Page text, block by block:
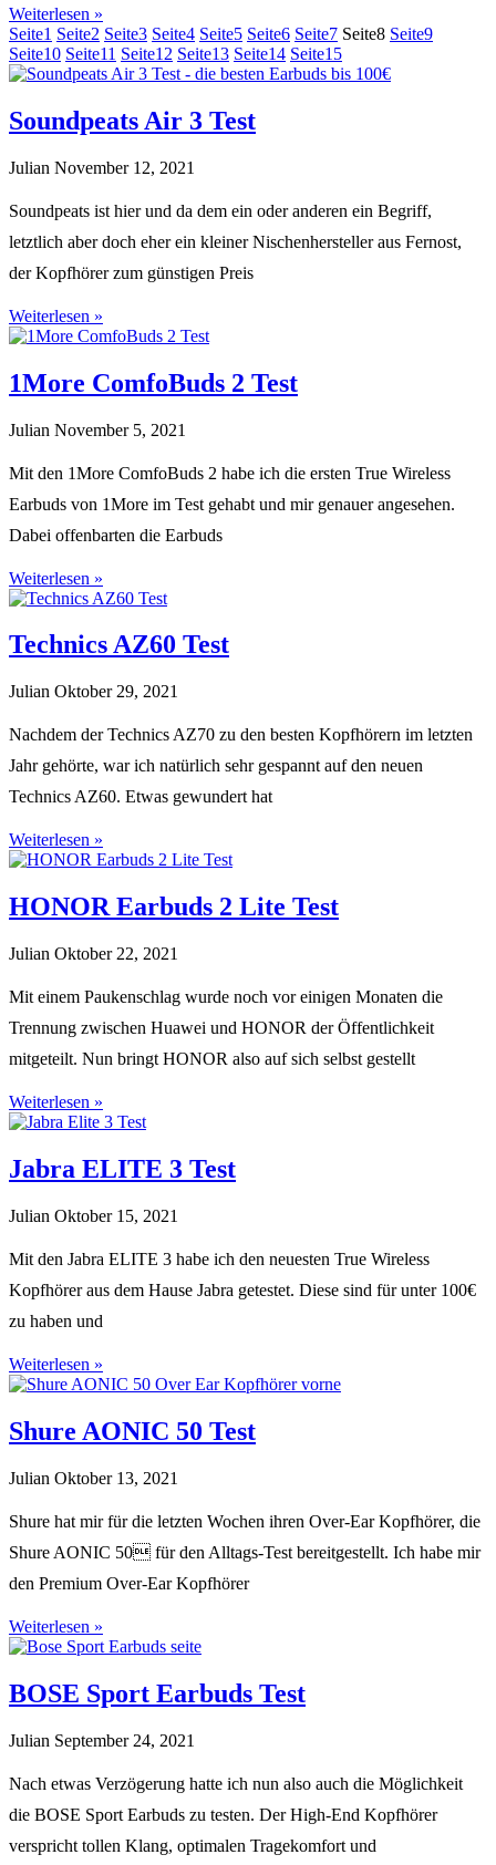
Weiterlesen »
Seite1 Seite2 Seite3 Seite4 Seite5 Seite6 Seite7 Seite8 Seite9
Seite10 Seite11 Seite12 Seite13 Seite14 Seite15
Soundpeats Air 3 Test
Julian November 12, 2021
Soundpeats ist hier und da dem ein oder anderen ein Begriff,
letztlich aber doch eher ein kleiner Nischenhersteller aus Fernost,
der Kopfhörer zum günstigen Preis
Weiterlesen »
1More ComfoBuds 2 Test
Julian November 5, 2021
Mit den 1More ComfoBuds 2 habe ich die ersten True Wireless
Earbuds von 1More im Test gehabt und mir genauer angesehen.
Dabei offenbarten die Earbuds
Weiterlesen »
Technics AZ60 Test
Julian Oktober 29, 2021
Nachdem der Technics AZ70 zu den besten Kopfhörern im letzten
Jahr gehörte, war ich natürlich sehr gespannt auf den neuen
Technics AZ60. Etwas gewundert hat
Weiterlesen »
HONOR Earbuds 2 Lite Test
Julian Oktober 22, 2021
Mit einem Paukenschlag wurde noch vor einigen Monaten die
Trennung zwischen Huawei und HONOR der Öffentlichkeit
mitgeteilt. Nun bringt HONOR also auf sich selbst gestellt
Weiterlesen »
Jabra ELITE 3 Test
Julian Oktober 15, 2021
Mit den Jabra ELITE 3 habe ich den neuesten True Wireless
Kopfhörer aus dem Hause Jabra getestet. Diese sind für unter 100€
zu haben und
Weiterlesen »
Shure AONIC 50 Test
Julian Oktober 13, 2021
Shure hat mir für die letzten Wochen ihren Over-Ear Kopfhörer, die
Shure AONIC 50 für den Alltags-Test bereitgestellt. Ich habe mir
den Premium Over-Ear Kopfhörer
Weiterlesen »
BOSE Sport Earbuds Test
Julian September 24, 2021
Nach etwas Verzögerung hatte ich nun also auch die Möglichkeit
die BOSE Sport Earbuds zu testen. Der High-End Kopfhörer
verspricht tollen Klang, optimalen Tragekomfort und